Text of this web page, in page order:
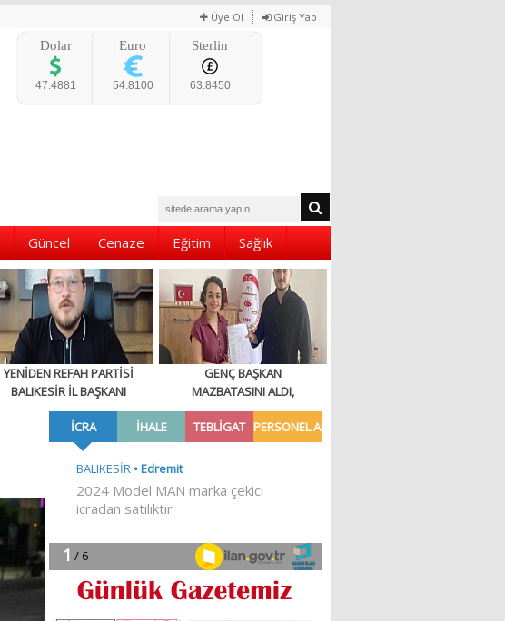
Üye Ol Giriş Yap
Dolar
47.4881
Euro
54.8100
Sterlin
63.8450
Güncel Cenaze Eğitim Sağlık
YENİDEN REFAH PARTİSİ
BALIKESİR İL BAŞKANI
BAYRAK’TAN BASIN
AÇIKLAMASI
GENÇ BAŞKAN
MAZBATASINI ALDI,
‘HAVRAN’IMIZA HİZMET
ETMEK İSTİYORUZ’